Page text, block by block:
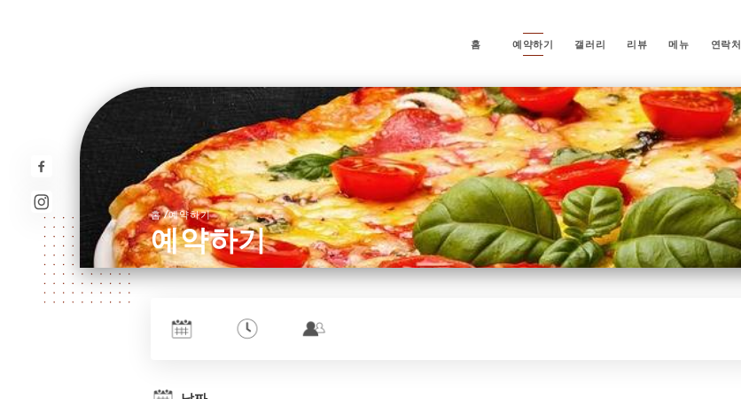
홈 예약하기 갤러리 리뷰 메뉴 연락처
홈/예약하기
예약하기